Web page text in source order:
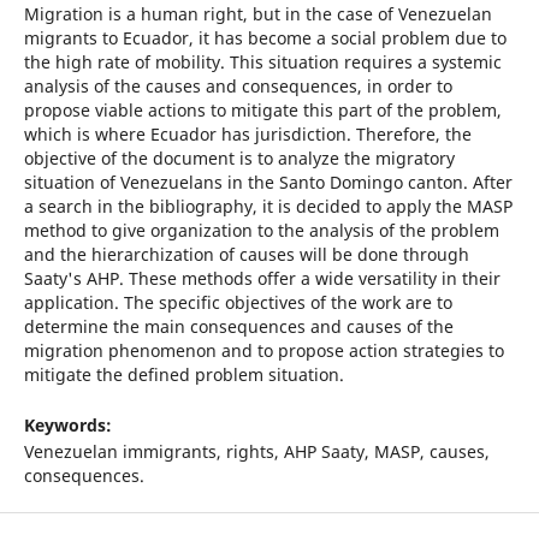
Migration is a human right, but in the case of Venezuelan
migrants to Ecuador, it has become a social problem due to
the high rate of mobility. This situation requires a systemic
analysis of the causes and consequences, in order to
propose viable actions to mitigate this part of the problem,
which is where Ecuador has jurisdiction. Therefore, the
objective of the document is to analyze the migratory
situation of Venezuelans in the Santo Domingo canton. After
a search in the bibliography, it is decided to apply the MASP
method to give organization to the analysis of the problem
and the hierarchization of causes will be done through
Saaty's AHP. These methods offer a wide versatility in their
application. The specific objectives of the work are to
determine the main consequences and causes of the
migration phenomenon and to propose action strategies to
mitigate the defined problem situation.
Keywords:
Venezuelan immigrants, rights, AHP Saaty, MASP, causes,
consequences.